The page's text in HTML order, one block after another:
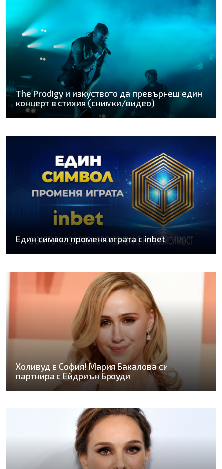
The Prodigy и изкуството да превърнеш един
концерт в стихия (снимки/видео)
Един символ променя играта с inbet
Холивуд в София! Мария Бакалова си
партнира с Ейдриън Броуди